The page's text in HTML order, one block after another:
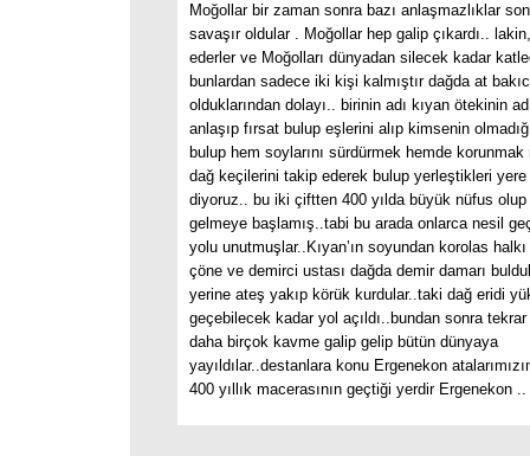
Moğollar bir zaman sonra bazı anlaşmazlıklar
savaşır oldular . Moğollar hep galip çıkardı..
ederler ve Moğolları dünyadan silecek kadar
bunlardan sadece iki kişi kalmıştır dağda at
olduklarından dolayı.. birinin adı kıyan ötekinin
anlaşıp fırsat bulup eşlerini alıp kimsenin
bulup hem soylarını sürdürmek hemde korunmak
dağ keçilerini takip ederek bulup yerleştikleri yere
diyoruz.. bu iki çiftten 400 yılda büyük nüfus
gelmeye başlamış..tabi bu arada onlarca nesil
yolu unutmuşlar..Kıyan’ın soyundan korolas
çöne ve demirci ustası dağda demir damarı
yerine ateş yakıp körük kurdular..taki dağ eridi
geçebilecek kadar yol açıldı..bundan sonra
daha birçok kavme galip gelip bütün dünyaya
yayıldılar..destanlara konu Ergenekon
400 yıllık macerasının geçtiği yerdir Ergenekon ..